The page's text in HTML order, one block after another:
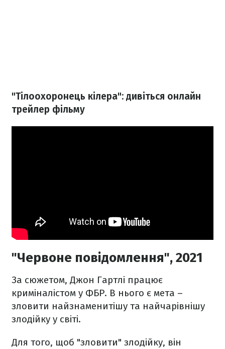
"Тілоохоронець кілера": дивіться онлайн
трейлер фільму
"Червоне повідомлення", 2021
За сюжетом, Джон Гартлі працює
криміналістом у ФБР. В нього є мета –
зловити найзнаменитішу та найчарівнішу
злодійку у світі.
Для того, щоб "зловити" злодійку, він